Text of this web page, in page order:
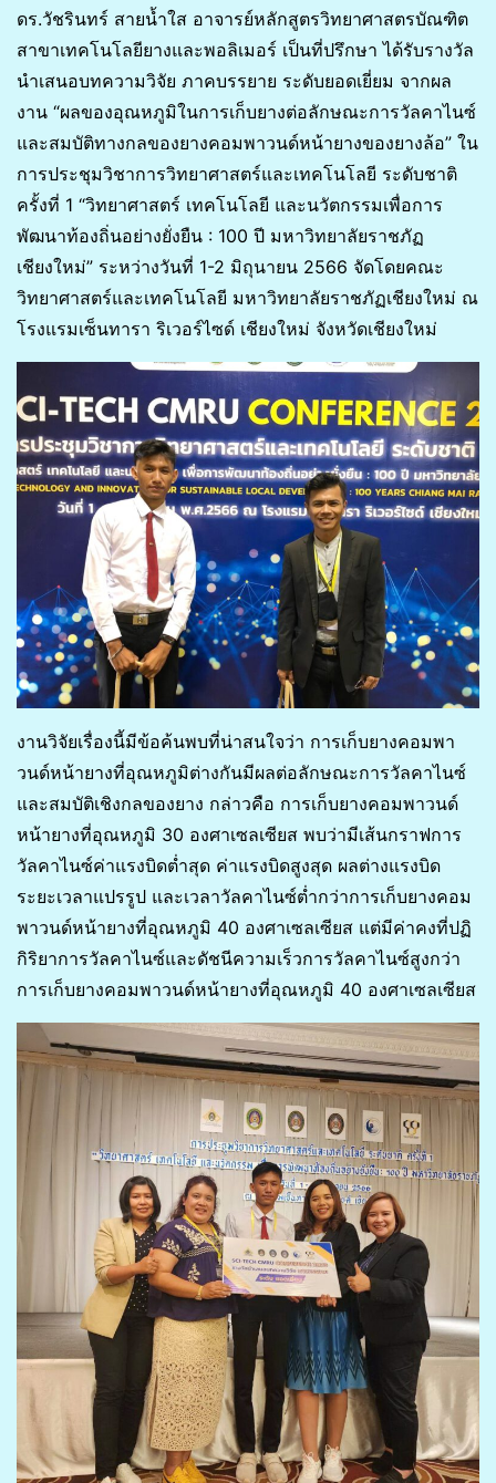
ดร.วัชรินทร์ สายน้ำใส อาจารย์หลักสูตรวิทยาศาสตรบัณฑิต
สาขาเทคโนโลยียางและพอลิเมอร์ เป็นที่ปรึกษา ได้รับรางวัล
นำเสนอบทความวิจัย ภาคบรรยาย ระดับยอดเยี่ยม จากผล
งาน “ผลของอุณหภูมิในการเก็บยางต่อลักษณะการวัลคาไนซ์
และสมบัติทางกลของยางคอมพาวนด์หน้ายางของยางล้อ” ใน
การประชุมวิชาการวิทยาศาสตร์และเทคโนโลยี ระดับชาติ
ครั้งที่ 1 “วิทยาศาสตร์ เทคโนโลยี และนวัตกรรมเพื่อการ
พัฒนาท้องถิ่นอย่างยั่งยืน : 100 ปี มหาวิทยาลัยราชภัฏ
เชียงใหม่” ระหว่างวันที่ 1-2 มิถุนายน 2566 จัดโดยคณะ
วิทยาศาสตร์และเทคโนโลยี มหาวิทยาลัยราชภัฏเชียงใหม่ ณ
โรงแรมเซ็นทารา ริเวอร์ไซด์ เชียงใหม่ จังหวัดเชียงใหม่
งานวิจัยเรื่องนี้มีข้อค้นพบที่น่าสนใจว่า การเก็บยางคอมพา
วนด์หน้ายางที่อุณหภูมิต่างกันมีผลต่อลักษณะการวัลคาไนซ์
และสมบัติเชิงกลของยาง กล่าวคือ การเก็บยางคอมพาวนด์
หน้ายางที่อุณหภูมิ 30 องศาเซลเซียส พบว่ามีเส้นกราฟการ
วัลคาไนซ์ค่าแรงบิดต่ำสุด ค่าแรงบิดสูงสุด ผลต่างแรงบิด
ระยะเวลาแปรรูป และเวลาวัลคาไนซ์ต่ำกว่าการเก็บยางคอม
พาวนด์หน้ายางที่อุณหภูมิ 40 องศาเซลเซียส แต่มีค่าคงที่ปฏิ
กิริยาการวัลคาไนซ์และดัชนีความเร็วการวัลคาไนซ์สูงกว่า
การเก็บยางคอมพาวนด์หน้ายางที่อุณหภูมิ 40 องศาเซลเซียส